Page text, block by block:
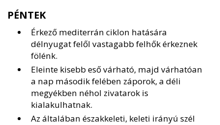
PÉNTEK
Érkező mediterrán ciklon hatására
délnyugat felől vastagabb felhők érkeznek
fölénk.
Eleinte kisebb eső várható, majd várhatóan
a nap második felében záporok, a déli
megyékben néhol zivatarok is
kialakulhatnak.
Az általában északkeleti, keleti irányú szél